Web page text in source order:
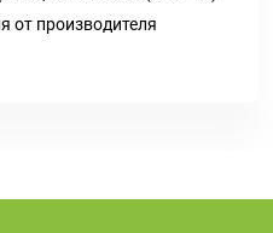
от производителя